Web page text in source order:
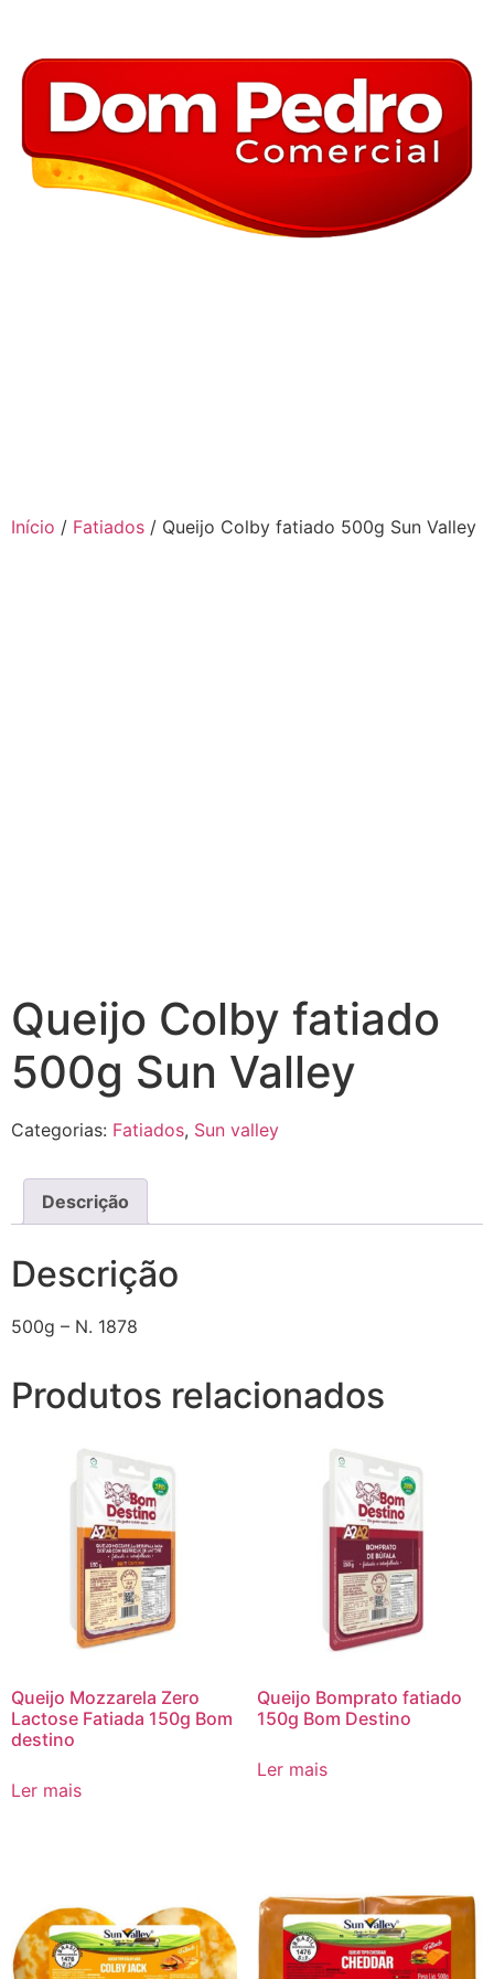
Início / Fatiados / Queijo Colby fatiado 500g Sun Valley
Queijo Colby fatiado
500g Sun Valley
Categorias: Fatiados, Sun valley
Descrição
Descrição
500g – N. 1878
Produtos relacionados
Queijo Mozzarela Zero
Lactose Fatiada 150g Bom
destino
Ler mais
Queijo Bomprato fatiado
150g Bom Destino
Ler mais